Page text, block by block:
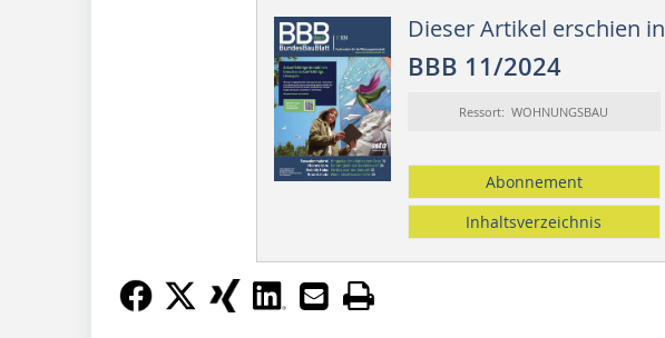
Dieser Artikel erschien in
BBB 11/2024
Ressort: WOHNUNGSBAU
Abonnement
Inhaltsverzeichnis